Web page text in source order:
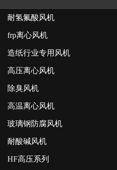
耐氢氟酸风机
frp离心风机
造纸行业专用风机
高压离心风机
除臭风机
高温离心风机
玻璃钢防腐风机
耐酸碱风机
HF高压系列